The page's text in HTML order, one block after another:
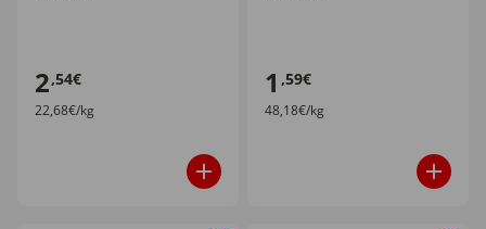
2,54€
22,68€/kg
1 ,59€
48,18€/kg